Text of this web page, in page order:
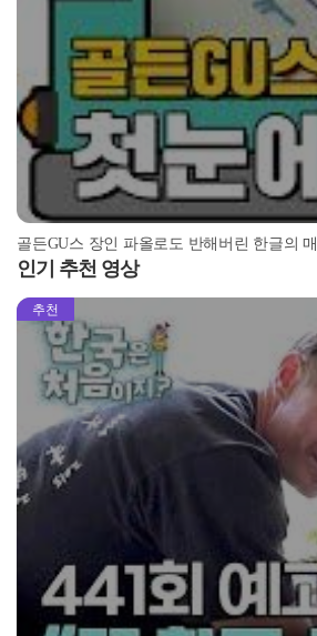
골든GU스 장인 파올로도 반해버린 한글의
인기 추천 영상
추천